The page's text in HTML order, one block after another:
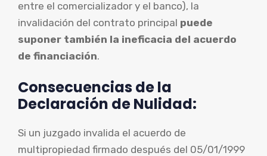
entre el comercializador y el banco), la
invalidación del contrato principal puede
suponer también la ineficacia del acuerdo
de financiación.
Consecuencias de la
Declaración de Nulidad:
Si un juzgado invalida el acuerdo de
multipropiedad firmado después del 05/01/1999